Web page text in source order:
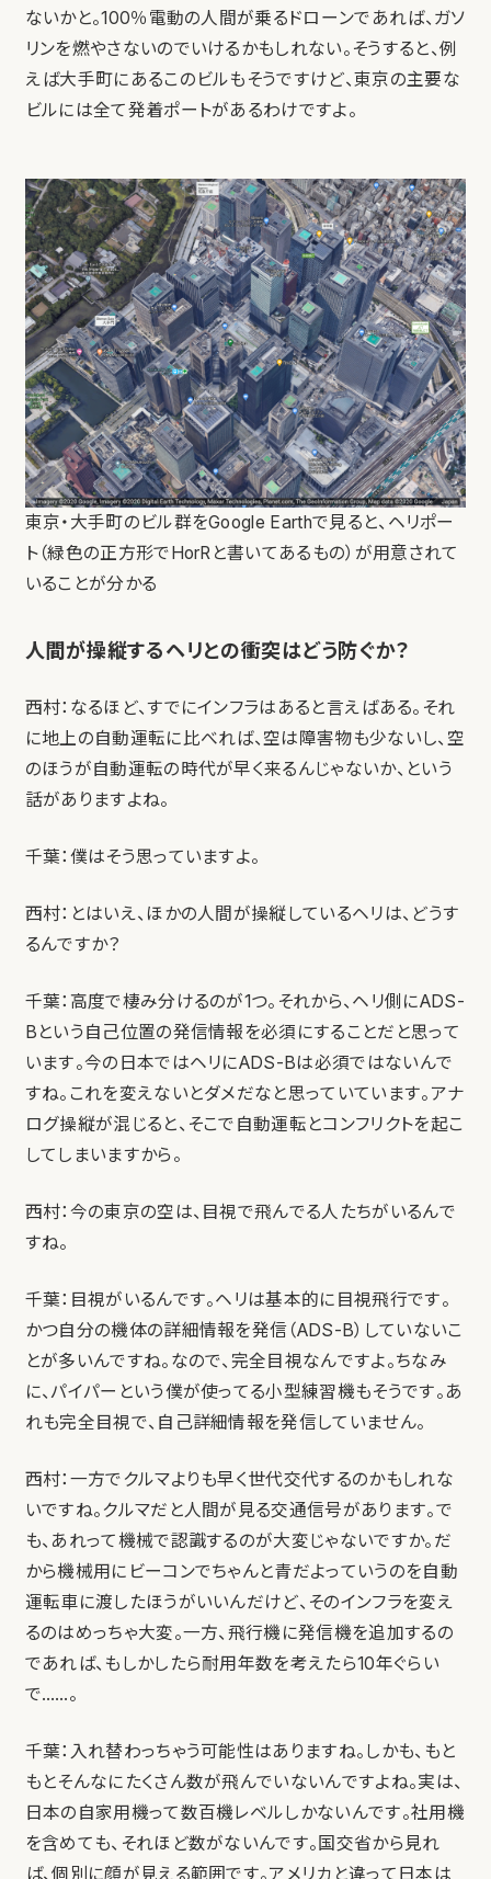
ないかと。100％電動の人間が乗るドローンであれば、ガソ
リンを燃やさないのでいけるかもしれない。そうすると、例
えば大手町にあるこのビルもそうですけど、東京の主要な
ビルには全て発着ポートがあるわけですよ。
東京・大手町のビル群をGoogle Earthで見ると、ヘリポー
ト（緑色の正方形でHorRと書いてあるもの）が用意されて
いることが分かる
人間が操縦するヘリとの衝突はどう防ぐか？
西村：なるほど、すでにインフラはあると言えばある。それ
に地上の自動運転に比べれば、空は障害物も少ないし、空
のほうが自動運転の時代が早く来るんじゃないか、という
話がありますよね。
千葉：僕はそう思っていますよ。
西村：とはいえ、ほかの人間が操縦しているヘリは、どうす
るんですか？
千葉：高度で棲み分けるのが1つ。それから、ヘリ側にADS-
Bという自己位置の発信情報を必須にすることだと思って
います。今の日本ではヘリにADS-Bは必須ではないんで
すね。これを変えないとダメだなと思っていています。アナ
ログ操縦が混じると、そこで自動運転とコンフリクトを起こ
してしまいますから。
西村：今の東京の空は、目視で飛んでる人たちがいるんで
すね。
千葉：目視がいるんです。ヘリは基本的に目視飛行です。
かつ自分の機体の詳細情報を発信（ADS-B）していないこ
とが多いんですね。なので、完全目視なんですよ。ちなみ
に、パイパーという僕が使ってる小型練習機もそうです。あ
れも完全目視で、自己詳細情報を発信していません。
西村：一方でクルマよりも早く世代交代するのかもしれな
いですね。クルマだと人間が見る交通信号があります。で
も、あれって機械で認識するのが大変じゃないですか。だ
から機械用にビーコンでちゃんと青だよっていうのを自動
運転車に渡したほうがいいんだけど、そのインフラを変え
るのはめっちゃ大変。一方、飛行機に発信機を追加するの
であれば、もしかしたら耐用年数を考えたら10年ぐらい
で……。
千葉：入れ替わっちゃう可能性はありますね。しかも、もと
もとそんなにたくさん数が飛んでいないんですよね。実は、
日本の自家用機って数百機レベルしかないんです。社用機
を含めても、それほど数がないんです。国交省から見れ
ば、個別に顔が見える範囲です。アメリカと違って日本は